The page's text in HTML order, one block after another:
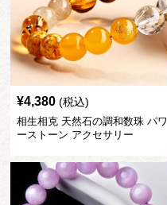
¥4,380 (税込)
相生相克 天然石の調和数珠 パワ
ーストーン アクセサリー